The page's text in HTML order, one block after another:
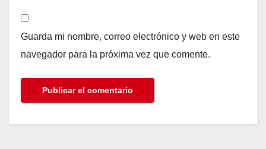
Guarda mi nombre, correo electrónico y web en este
navegador para la próxima vez que comente.